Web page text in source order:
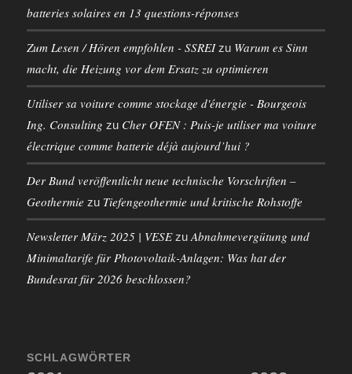
batteries solaires en 13 questions-réponses
Zum Lesen / Hören empfohlen - SSREIzu Warum es Sinn
macht, die Heizung vor dem Ersatz zu optimieren
Utiliser sa voiture comme stockage d'énergie - Bourgeois
Ing. Consulting zu Cher OFEN : Puis-je utiliser ma voiture
électrique comme batterie déjà aujourd’hui ?
Der Bund veröffentlicht neue technische Vorschriften –
Geothermie zu Tiefengeothermie und kritische Rohstoffe
Newsletter März 2025 | VESEzu Abnahmevergütung und
Minimaltarife für Photovoltaik-Anlagen: Was hat der
Bundesrat für 2026 beschlossen?
SCHLAGWÖRTER